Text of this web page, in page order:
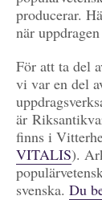
producerar.
när
För att ta del
vi var en del
är
finns i
VITALIS).
svenska. Du